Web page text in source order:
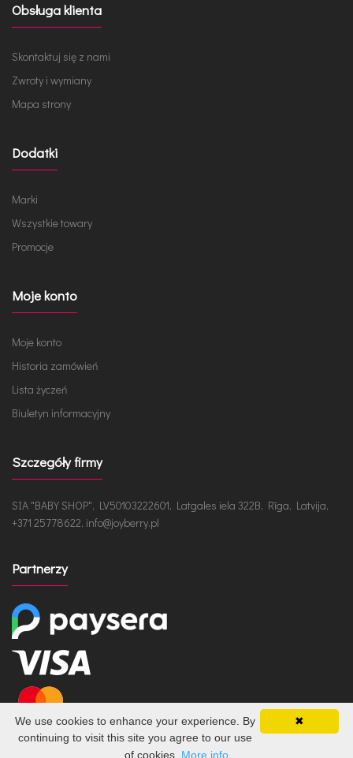
Obsługa klienta
Skontaktuj się z nami
Zwroty i wymiany
Mapa strony
Dodatki
Marki
Wszystkie towary
Promocje
Moje konto
Moje konto
Historia zamówień
Lista życzeń
Biuletyn informacyjny
Szczegóły firmy
SIA "BABY SHOP", LV50103222601, Latgales iela 322B, Rīga, Latvija,
+371 25778622, info@joyberry.pl
Partnerzy
✖
We use cookies to enhance your experience. By
continuing to visit this site you agree to our use
of cookies. More info